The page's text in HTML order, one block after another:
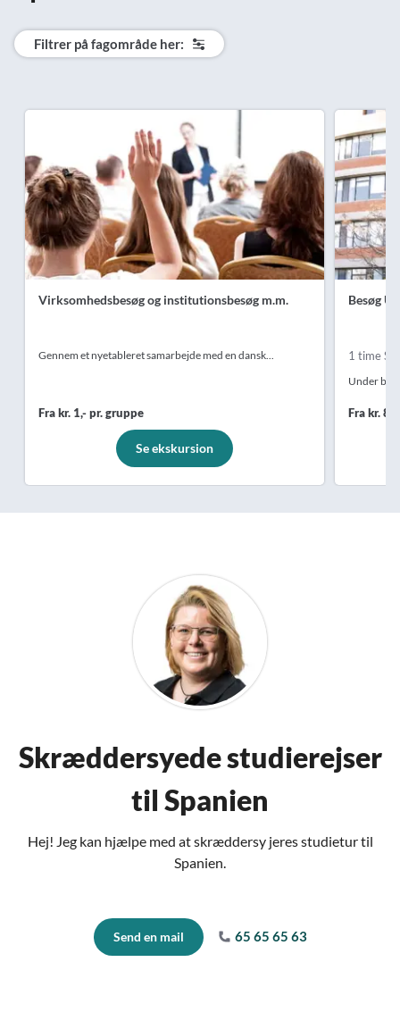
Filtrer på fagområde her:
Virksomhedsbesøg og institutionsbesøg m.m.
Gennem et nyetableret samarbejde med en dansk...
Fra kr. 1,- pr. gruppe
Se ekskursion
Besøg
1 time
Under
Fra kr.
Skræddersyede studierejser
til Spanien
Hej! Jeg kan hjælpe med at skræddersy jeres studietur til
Spanien.
Send en mail 65 65 65 63